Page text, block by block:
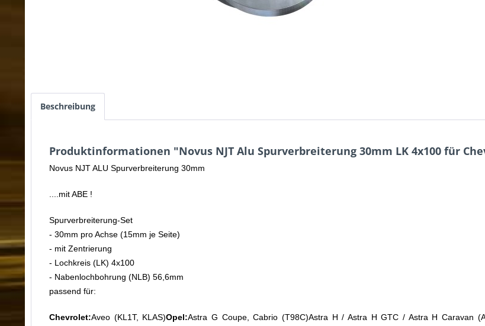
Beschreibung
Produktinformationen "Novus NJT Alu Spurverbreiterung 30mm LK 4x100 für
Novus NJT ALU Spurverbreiterung 30mm
....mit ABE !
Spurverbreiterung-Set
- 30mm pro Achse (15mm je Seite)
- mit Zentrierung
- Lochkreis (LK) 4x100
- Nabenlochbohrung (NLB) 56,6mm
passend für:
Chevrolet:Aveo (KL1T, KLAS)Opel:Astra G Coupe, Cabrio (T98C)Astra H / Astra H GTC / Astra H Caravan